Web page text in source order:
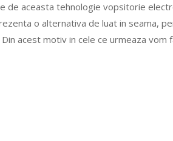
de aceasta tehnologie vopsitorie
o alternativa de luat in seama,
acest motiv in cele ce urmeaza